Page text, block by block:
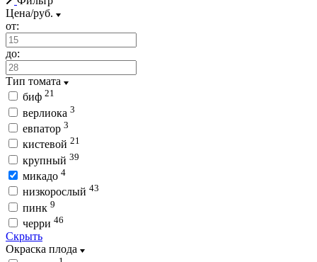
Цена/руб.
от:
до:
Тип томата
биф 21
верлиока 3
евпатор 3
кистевой 21
крупный 39
микадо 4
низкорослый 43
пинк 9
черри 46
Скрыть
Окраска плода